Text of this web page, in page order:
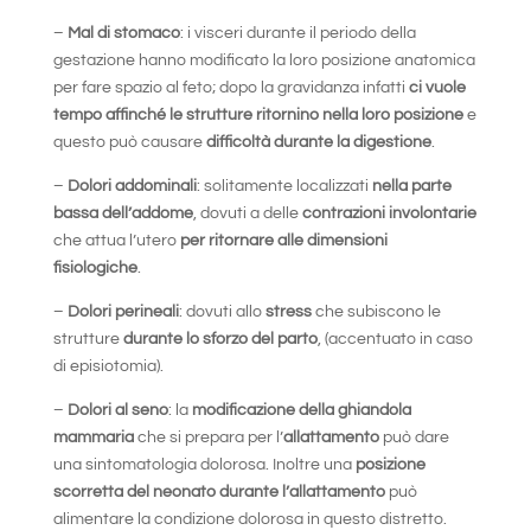
– Mal di stomaco: i visceri durante il periodo della
gestazione hanno modificato la loro posizione anatomica
per fare spazio al feto; dopo la gravidanza infatti ci vuole
tempo affinché le strutture ritornino nella loro posizionee
questo può causare difficoltà durante la digestione.
– Dolori addominali: solitamente localizzati nella parte
bassa dell’addome, dovuti a delle contrazioni involontarie
che attua l’utero per ritornare alle dimensioni
fisiologiche.
– Dolori perineali: dovuti allo stress che subiscono le
strutture durante lo sforzo del parto, (accentuato in caso
di episiotomia).
– Dolori al seno: la modificazione della ghiandola
mammariache si prepara per l’allattamento può dare
una sintomatologia dolorosa. Inoltre una posizione
scorretta del neonato durante l’allattamentopuò
alimentare la condizione dolorosa in questo distretto.